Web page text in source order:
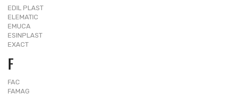
EDIL PLAST
ELEMATIC
EMUCA
ESINPLAST
EXACT
F
FAC
FAMAG